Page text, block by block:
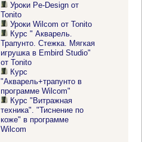
Уроки Pe-Design от
Tonito
Уроки Wilcom от Tonito
Курс " Акварель.
Трапунто. Стежка. Мягкая
игрушка в Embird Studio"
от Tonito
Курс
"Акварель+трапунто в
программе Wilcom"
Курс "Витражная
техника". "Тиснение по
коже" в программе
Wilcom